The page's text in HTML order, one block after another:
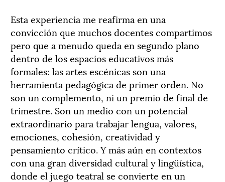
Esta experiencia me reafirma en una
convicción que muchos docentes compartimos
pero que a menudo queda en segundo plano
dentro de los espacios educativos más
formales: las artes escénicas son una
herramienta pedagógica de primer orden. No
son un complemento, ni un premio de final de
trimestre. Son un medio con un potencial
extraordinario para trabajar lengua, valores,
emociones, cohesión, creatividad y
pensamiento crítico. Y más aún en contextos
con una gran diversidad cultural y lingüística,
donde el juego teatral se convierte en un